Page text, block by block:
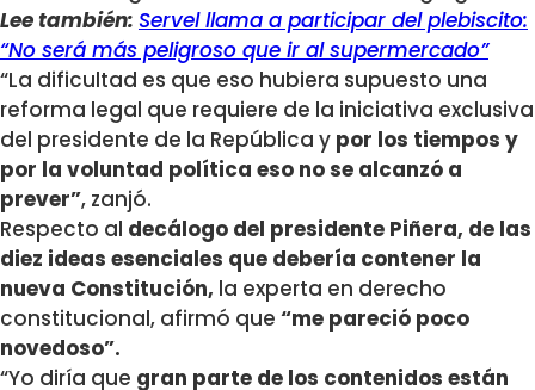
Lee también: Servel llama a participar del plebiscito:
“No será más peligroso que ir al supermercado”
“La dificultad es que eso hubiera supuesto una
reforma legal que requiere de la iniciativa exclusiva
del presidente de la República y por los tiempos y
por la voluntad política eso no se alcanzó a
prever”, zanjó.
Respecto al decálogo del presidente Piñera, de las
diez ideas esenciales que debería contener la
nueva Constitución, la experta en derecho
constitucional, afirmó que “me pareció poco
novedoso”.
“Yo diría que gran parte de los contenidos están